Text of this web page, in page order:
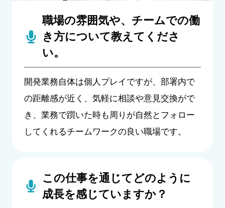
職場の雰囲気や、チームでの働
き方について教えてくださ
い。
開発業務自体は個人プレイですが、部署内で
の距離感が近く、気軽に相談や意見交換がで
き、業務で躓いた時も周りが自然とフォロー
してくれるチームワークの良い職場です。
この仕事を通じてどのように
成長を感じていますか？